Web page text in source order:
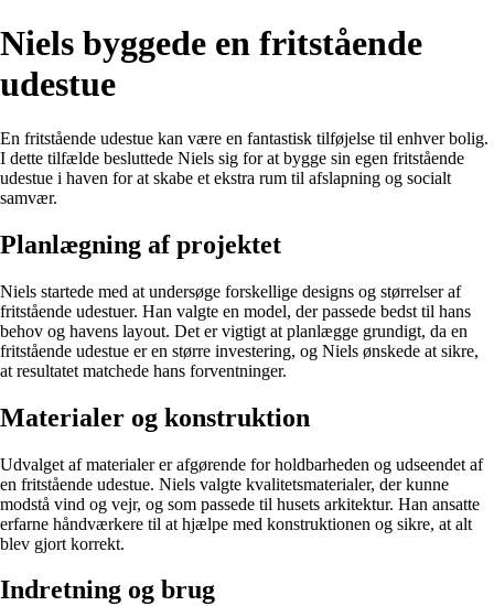
Niels byggede en fritstående
udestue
En fritstående udestue kan være en fantastisk tilføjelse til enhver bolig.
I dette tilfælde besluttede Niels sig for at bygge sin egen fritstående
udestue i haven for at skabe et ekstra rum til afslapning og socialt
samvær.
Planlægning af projektet
Niels startede med at undersøge forskellige designs og størrelser af
fritstående udestuer. Han valgte en model, der passede bedst til hans
behov og havens layout. Det er vigtigt at planlægge grundigt, da en
fritstående udestue er en større investering, og Niels ønskede at sikre,
at resultatet matchede hans forventninger.
Materialer og konstruktion
Udvalget af materialer er afgørende for holdbarheden og udseendet af
en fritstående udestue. Niels valgte kvalitetsmaterialer, der kunne
modstå vind og vejr, og som passede til husets arkitektur. Han ansatte
erfarne håndværkere til at hjælpe med konstruktionen og sikre, at alt
blev gjort korrekt.
Indretning og brug